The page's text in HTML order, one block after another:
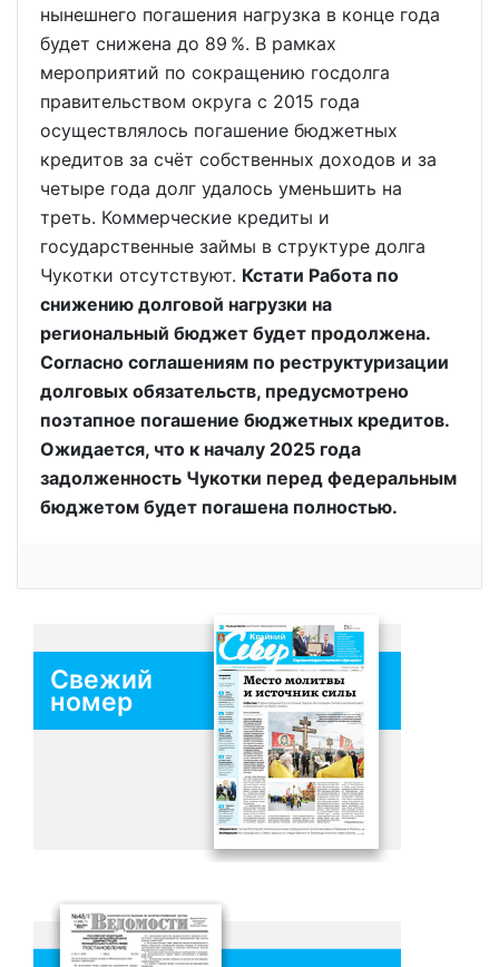
нынешнего погашения нагрузка в конце года
будет снижена до 89 %. В рамках
мероприятий по сокращению госдолга
правительством округа с 2015 года
осуществлялось погашение бюджетных
кредитов за счёт собственных доходов и за
четыре года долг удалось уменьшить на
треть. Коммерческие кредиты и
государственные займы в структуре долга
Чукотки отсутствуют. Кстати Работа по
снижению долговой нагрузки на
региональный бюджет будет продолжена.
Согласно соглашениям по реструктуризации
долговых обязательств, предусмотрено
поэтапное погашение бюджетных кредитов.
Ожидается, что к началу 2025 года
задолженность Чукотки перед федеральным
бюджетом будет погашена полностью.
Свежий
номер